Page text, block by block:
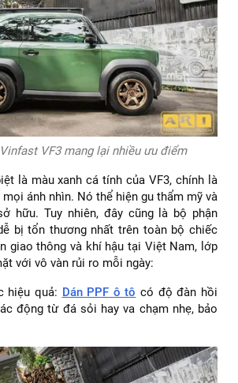
VF3 mang lại nhiều ưu điểm
là màu xanh cá tính của VF3, chính là
ánh nhìn. Nó thể hiện gu thẩm mỹ và
hữu. Tuy nhiên, đây cũng là bộ phận
bị tổn thương nhất trên toàn bộ chiếc
giao thông và khí hậu tại Việt Nam, lớp
với vô vàn rủi ro mỗi ngày:
hiệu quả: Dán PPF ô tô có độ đàn hồi
động từ đá sỏi hay va chạm nhẹ, bảo